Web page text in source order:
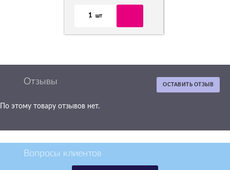
1 шт
410 р.
LC-1100M
аналог LC1100M
ОСТАВИТЬ ОТЗЫВ
Отзывы
По этому товару отзывов нет.
Вопросы клиентов